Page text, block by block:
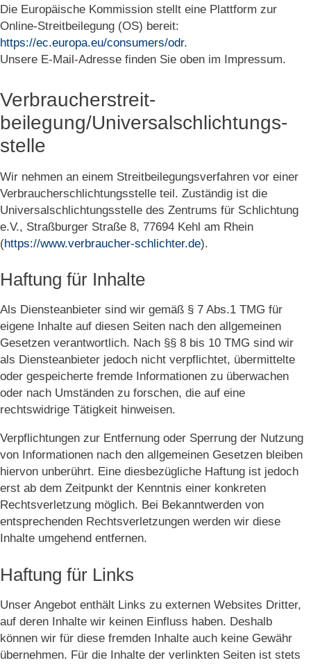
Die Europäische Kommission stellt eine Plattform zur
Online-Streitbeilegung (OS) bereit:
https://ec.europa.eu/consumers/odr.
Unsere E-Mail-Adresse finden Sie oben im Impressum.
Verbraucher­streit­
beilegung/Universal­schlichtungs­
stelle
Wir nehmen an einem Streitbeilegungsverfahren vor einer
Verbraucherschlichtungsstelle teil. Zuständig ist die
Universalschlichtungsstelle des Zentrums für Schlichtung
e.V., Straßburger Straße 8, 77694 Kehl am Rhein
(https://www.verbraucher-schlichter.de).
Haftung für Inhalte
Als Diensteanbieter sind wir gemäß § 7 Abs.1 TMG für
eigene Inhalte auf diesen Seiten nach den allgemeinen
Gesetzen verantwortlich. Nach §§ 8 bis 10 TMG sind wir
als Diensteanbieter jedoch nicht verpflichtet, übermittelte
oder gespeicherte fremde Informationen zu überwachen
oder nach Umständen zu forschen, die auf eine
rechtswidrige Tätigkeit hinweisen.
Verpflichtungen zur Entfernung oder Sperrung der Nutzung
von Informationen nach den allgemeinen Gesetzen bleiben
hiervon unberührt. Eine diesbezügliche Haftung ist jedoch
erst ab dem Zeitpunkt der Kenntnis einer konkreten
Rechtsverletzung möglich. Bei Bekanntwerden von
entsprechenden Rechtsverletzungen werden wir diese
Inhalte umgehend entfernen.
Haftung für Links
Unser Angebot enthält Links zu externen Websites Dritter,
auf deren Inhalte wir keinen Einfluss haben. Deshalb
können wir für diese fremden Inhalte auch keine Gewähr
übernehmen. Für die Inhalte der verlinkten Seiten ist stets